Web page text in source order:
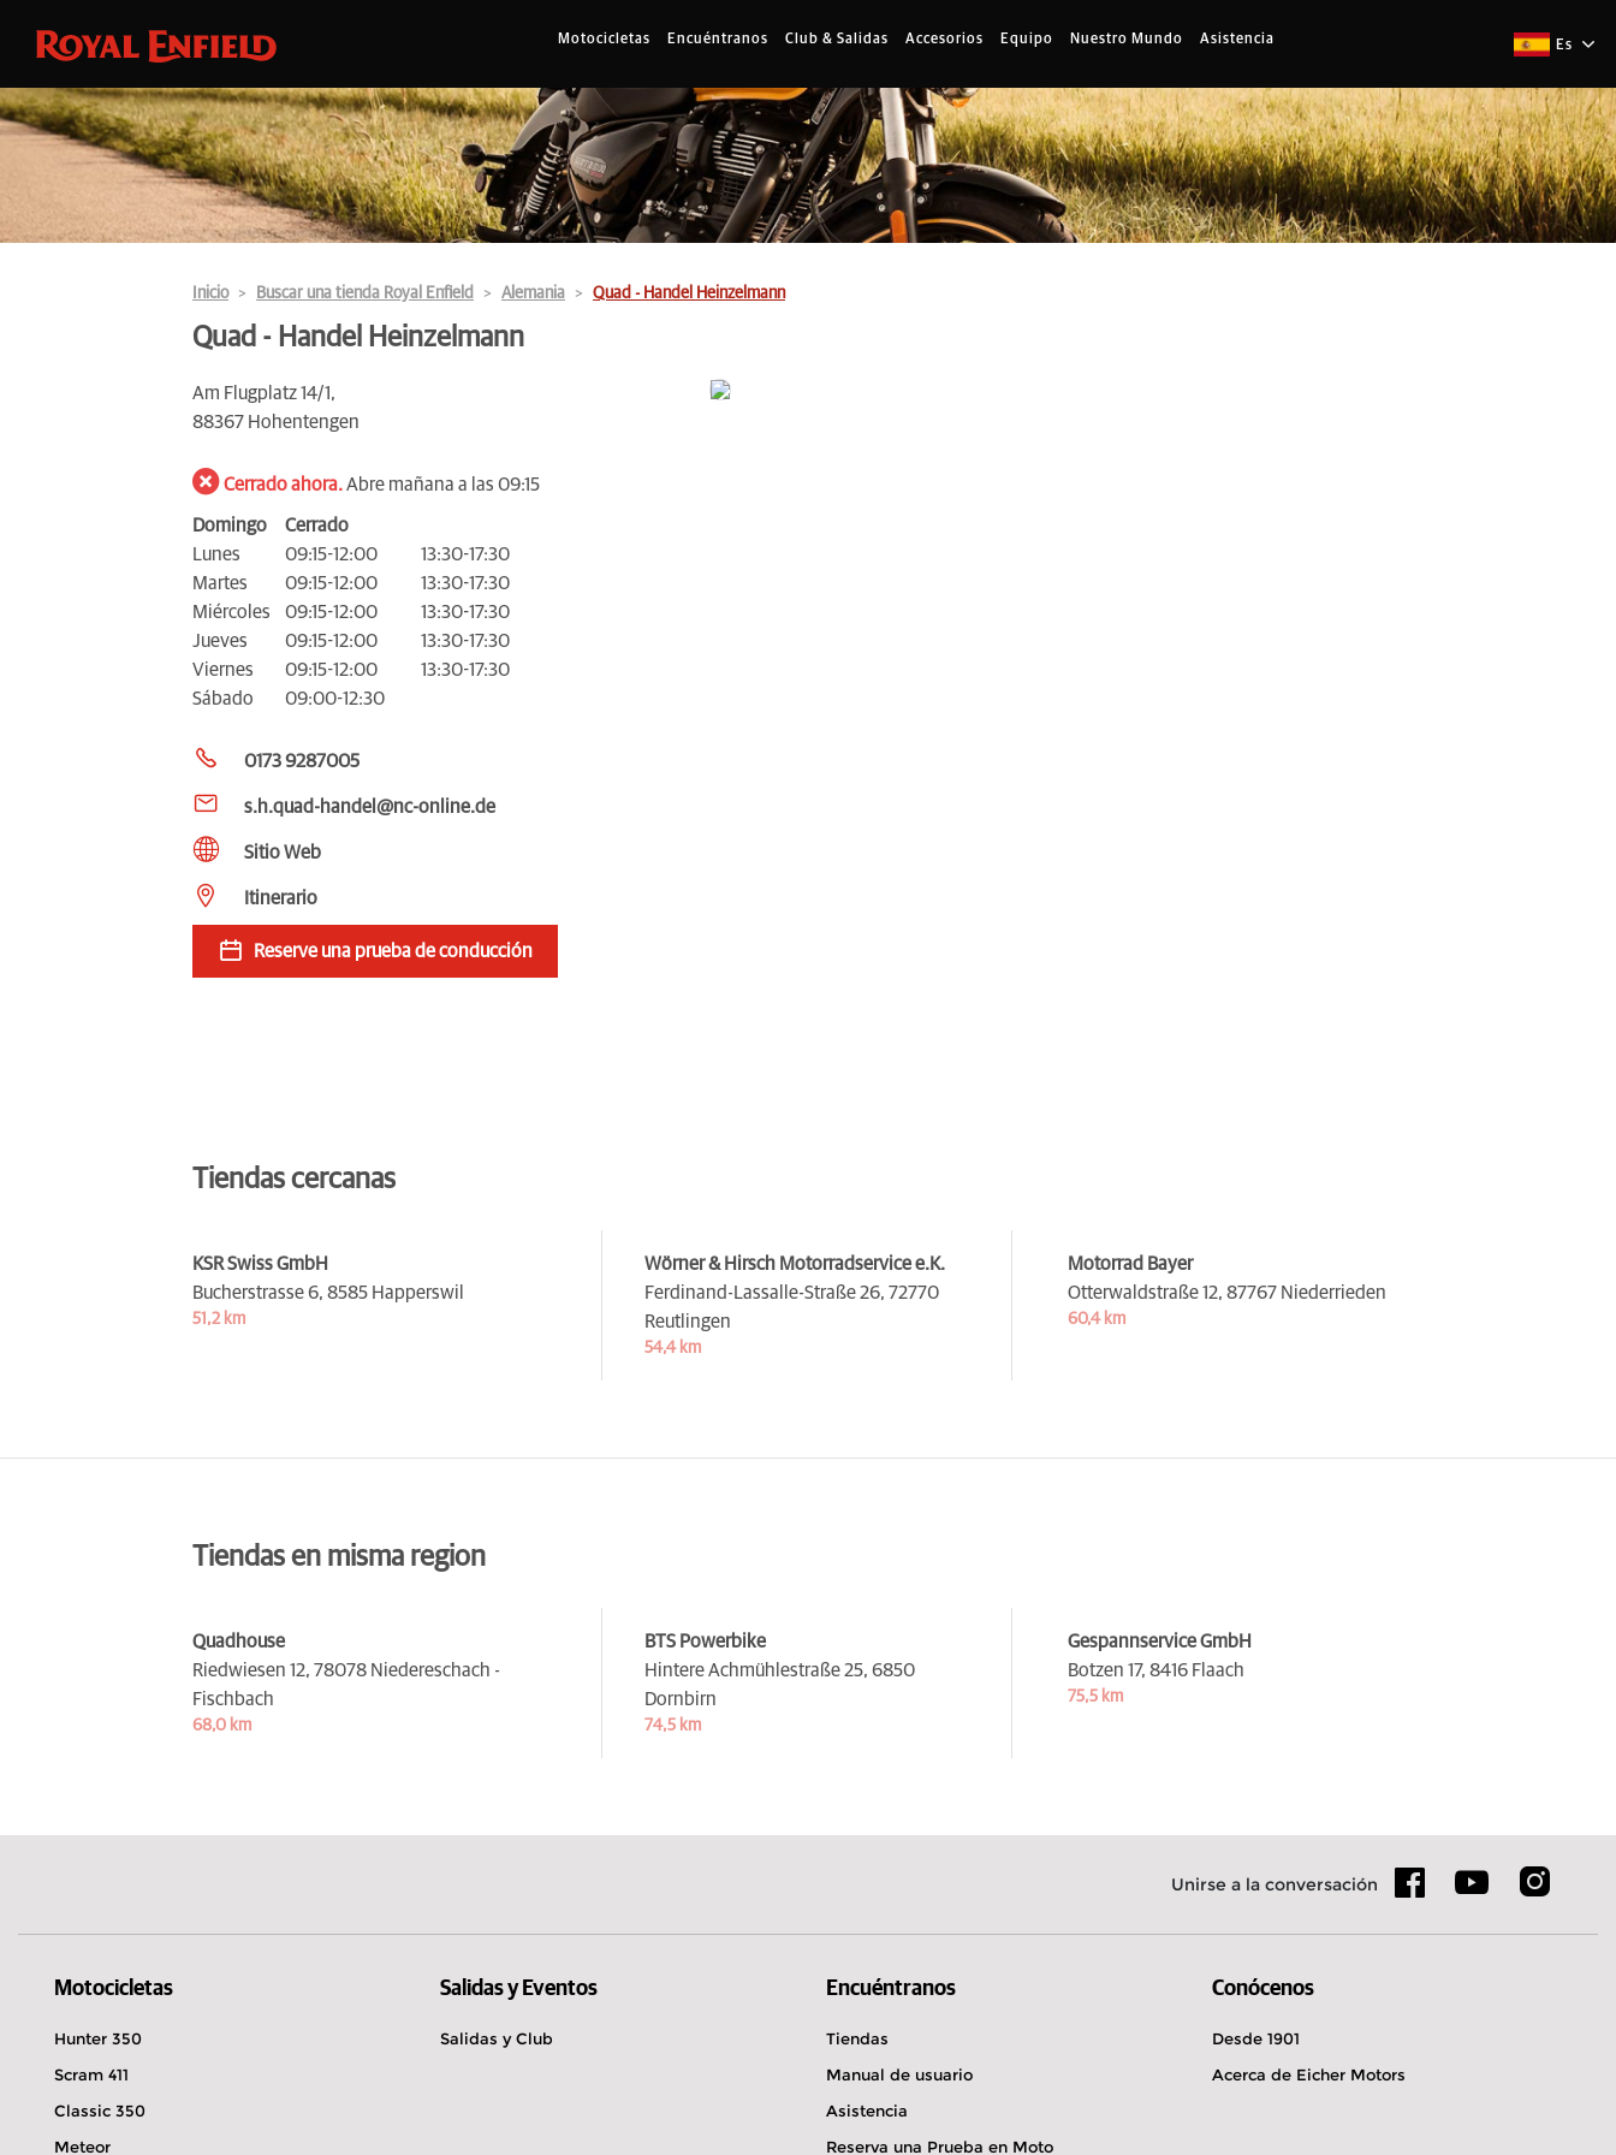
Motocicletas Encuéntranos Club & Salidas Accesorios Equipo Nuestro Mundo Asistencia Es
Inicio Buscar una tienda Royal Enfield Alemania Quad - Handel Heinzelmann
Quad - Handel Heinzelmann
Am Flugplatz 14/1,
88367 Hohentengen
Cerrado ahora.Abre mañana a las 09:15
Domingo
Cerrado
Lunes
09:15-12:00
13:30-17:30
Martes
09:15-12:00
13:30-17:30
Miércoles
09:15-12:00
13:30-17:30
Jueves
09:15-12:00
13:30-17:30
Viernes
09:15-12:00
13:30-17:30
Sábado
09:00-12:30
0173 9287005
s.h.quad-handel@nc-online.de
Sitio Web
Itinerario
Reserve una prueba de conducción
Tiendas cercanas
KSR Swiss GmbH
Bucherstrasse 6, 8585 Happerswil
51,2 km
Wörner & Hirsch Motorradservice e.K.
Ferdinand-Lassalle-Straße 26, 72770
Reutlingen
54,4 km
Motorrad Bayer
Otterwaldstraße 12, 87767 Niederrieden
60,4 km
Tiendas en misma region
Quadhouse
Riedwiesen 12, 78078 Niedereschach -
Fischbach
68,0 km
BTS Powerbike
Hintere Achmühlestraße 25, 6850
Dornbirn
74,5 km
Gespannservice GmbH
Botzen 17, 8416 Flaach
75,5 km
Unirse a la conversación
Motocicletas
Hunter 350
Scram 411
Classic 350
Meteor
Salidas y Eventos
Salidas y Club
Encuéntranos
Tiendas
Manual de usuario
Asistencia
Reserva una Prueba en Moto
Conócenos
Desde 1901
Acerca de Eicher Motors